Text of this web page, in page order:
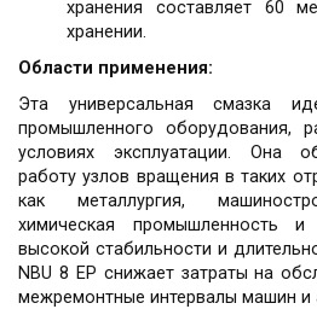
хранения составляет 60
хранении.
Области применения:
Эта универсальная смазка
промышленного оборудования,
условиях эксплуатации. Она
работу узлов вращения в таких
как металлургия,
химическая промышленность и
высокой стабильности и
NBU 8 EP снижает затраты на
межремонтные интервалы машин и